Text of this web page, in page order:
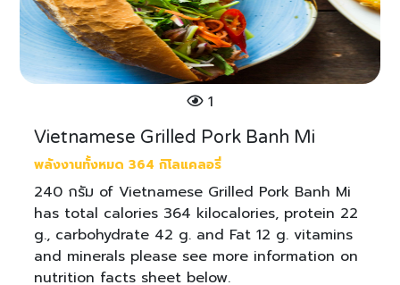
1
Vietnamese Grilled Pork Banh Mi
พลังงานทั้งหมด 364 กิโลแคลอรี่
240 กรัม of Vietnamese Grilled Pork Banh Mi
has total calories 364 kilocalories, protein 22
g., carbohydrate 42 g. and Fat 12 g. vitamins
and minerals please see more information on
nutrition facts sheet below.